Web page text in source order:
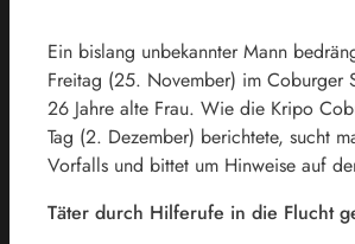
Ein bislang unbekannter Mann
Freitag (25. November) im Coburger
26 Jahre alte Frau. Wie die Kripo
Tag (2. Dezember) berichtete, sucht
Vorfalls und bittet um Hinweise auf
Täter durch Hilferufe in die Flucht